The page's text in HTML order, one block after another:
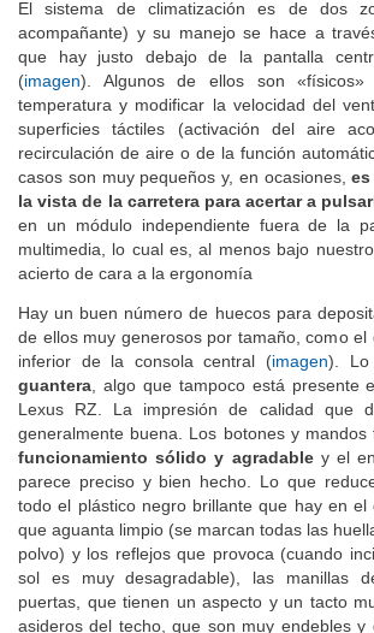
El sistema de climatización es de dos
acompañante) y su manejo se hace a
que hay justo debajo de la pantalla
(imagen). Algunos de ellos son
temperatura y modificar la velocidad del
superficies táctiles (activación del aire
recirculación de aire o de la función
casos son muy pequeños y, en ocasiones,
la vista de la carretera para acertar a
en un módulo independiente fuera de la
multimedia, lo cual es, al menos bajo
Hay un buen número de huecos para
de ellos muy generosos por tamaño, como el
inferior de la consola central (imagen).
guantera, algo que tampoco está presente
Lexus RZ. La impresión de calidad que
generalmente buena. Los botones y
funcionamiento sólido y agradabley el
parece preciso y bien hecho. Lo que
todo el plástico negro brillante que hay en
que aguanta limpio (se marcan todas las
polvo) y los reflejos que provoca (cuando
sol es muy desagradable), las manillas
puertas, que tienen un aspecto y un tacto